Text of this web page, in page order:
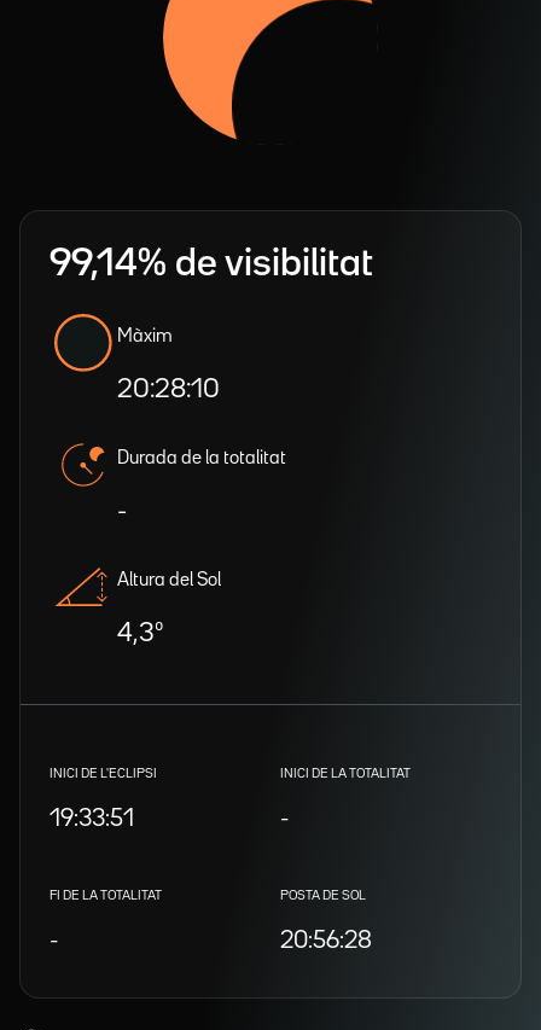
99,14% de visibilitat
Màxim
20:28:10
Durada de la totalitat
-
Altura del Sol
4,3º
INICI DE L'ECLIPSI
19:33:51
INICI DE LA TOTALITAT
-
FI DE LA TOTALITAT
-
POSTA DE SOL
20:56:28